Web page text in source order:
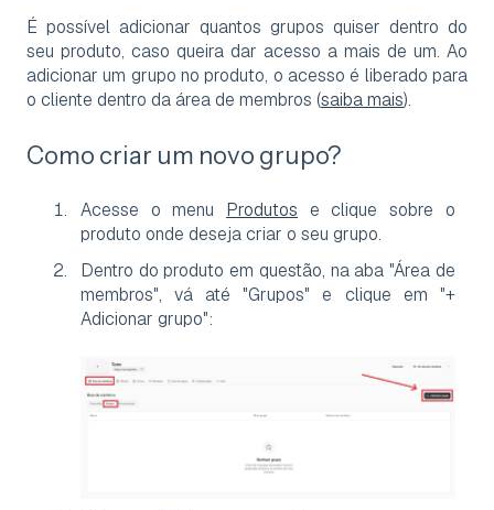
É possível adicionar quantos grupos quiser dentro do
seu produto, caso queira dar acesso a mais de um. Ao
adicionar um grupo no produto, o acesso é liberado para
o cliente dentro da área de membros (saiba mais).
Como criar um novo grupo?
Acesse o menu Produtos e clique sobre o
produto onde deseja criar o seu grupo.
Dentro do produto em questão, na aba "Área de
membros", vá até "Grupos" e clique em "+
Adicionar grupo":